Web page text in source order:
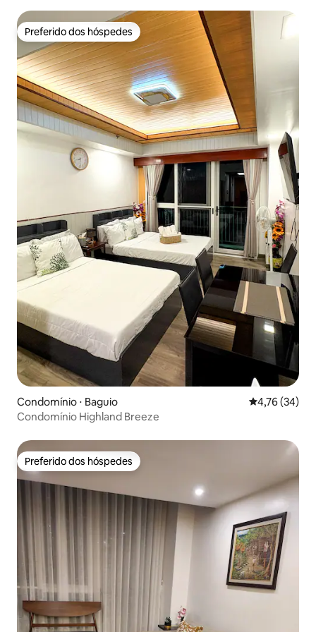
Preferido dos hóspedes
Preferido dos hóspedes
Condomínio ⋅ Baguio 4,76 de uma
4,76 (34)
Condomínio Highland Breeze
Preferido dos hóspedes
Preferido dos hóspedes